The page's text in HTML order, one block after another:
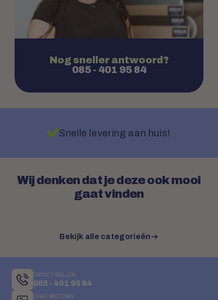
Nog sneller antwoord?
085 - 401 95 84
Snelle levering aan huis!
Wij denken dat je deze ook mooi
gaat vinden
Bekijk alle categorieën
DIRECT BELLEN
085 - 401 95 84
CHAT MET ONS